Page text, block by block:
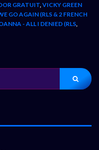
GRATUIT VICKY GREEN
GO AGAIN (RLS & 2 FRENCH
- ALL I DENIED (RLS